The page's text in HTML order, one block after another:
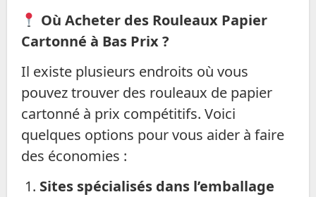
Où Acheter des Rouleaux Papier
Cartonné à Bas Prix ?
Il existe plusieurs endroits où vous
pouvez trouver des rouleaux de papier
cartonné à prix compétitifs. Voici
quelques options pour vous aider à faire
des économies :
Sites spécialisés dans l’emballage